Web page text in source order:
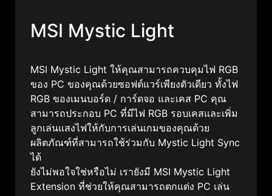
MSI Mystic Light
MSI Mystic Light ให้คุณสามารถควบคุมไฟ RGB
ของ PC ของคุณด้วยซอฟต์แวร์เพียงตัวเดียว ทั้งไฟ
RGB ของเมนบอร์ด / การ์ดจอ และเคส PC คุณ
สามารถประกอบ PC ที่มีไฟ RGB รอบเคสและเพิ่ม
ลูกเล่นแสงไฟให้กับการเล่นเกมของคุณด้วย
ผลิตภัณฑ์ที่สามารถใช้ร่วมกับ Mystic Light Sync
ได้
ยังไม่พอใจใช่หรือไม่ เรายังมี MSI Mystic Light
Extension ที่ช่วยให้คุณสามารถตกแต่ง PC เล่น